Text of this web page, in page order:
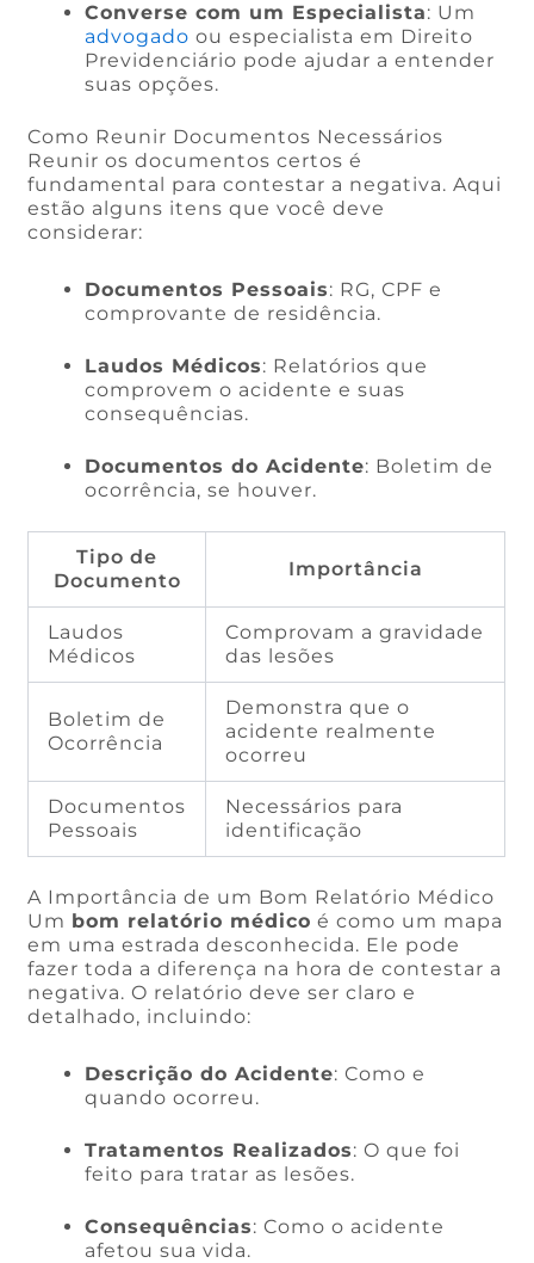
Converse com um Especialista: Um
advogado ou especialista em Direito
Previdenciário pode ajudar a entender
suas opções.
Como Reunir Documentos Necessários
Reunir os documentos certos é
fundamental para contestar a negativa. Aqui
estão alguns itens que você deve
considerar:
Documentos Pessoais: RG, CPF e
comprovante de residência.
Laudos Médicos: Relatórios que
comprovem o acidente e suas
consequências.
Documentos do Acidente: Boletim de
ocorrência, se houver.
Tipo de
Documento
Importância
Laudos
Médicos
Comprovam a gravidade
das lesões
Boletim de
Ocorrência
Demonstra que o
acidente realmente
ocorreu
Documentos
Pessoais
Necessários para
identificação
A Importância de um Bom Relatório Médico
Um bom relatório médico é como um mapa
em uma estrada desconhecida. Ele pode
fazer toda a diferença na hora de contestar a
negativa. O relatório deve ser claro e
detalhado, incluindo:
Descrição do Acidente: Como e
quando ocorreu.
Tratamentos Realizados: O que foi
feito para tratar as lesões.
Consequências: Como o acidente
afetou sua vida.